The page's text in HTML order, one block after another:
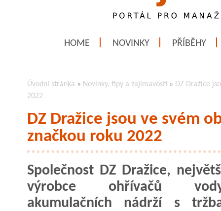
HOME NOVINKY PŘÍBĚHY
Úvodní stránka » Novinky, tipy a zajímavosti » DZ Dražice
2022
DZ Dražice jsou ve svém
značkou roku 2022
Společnost DZ Dražice,
výrobce ohřívačů
akumulačních nádrží s